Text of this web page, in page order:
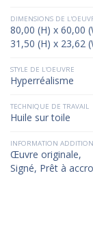
DIMENSIONS DE
80,00 (H) x 60,00
31,50 (H) x 23,62
STYLE DE L'OEUVRE
Hyperréalisme
TECHNIQUE DE TRAVAIL
Huile sur toile
INFORMATION
Œuvre originale,
Signé, Prêt à